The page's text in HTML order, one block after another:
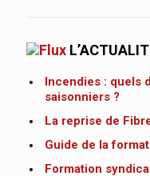
Incendies : quels
saisonniers ?
La reprise de
Guide de la
Formation